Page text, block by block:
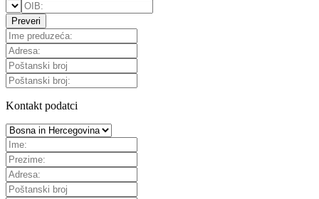
Preveri
Kontakt podatci